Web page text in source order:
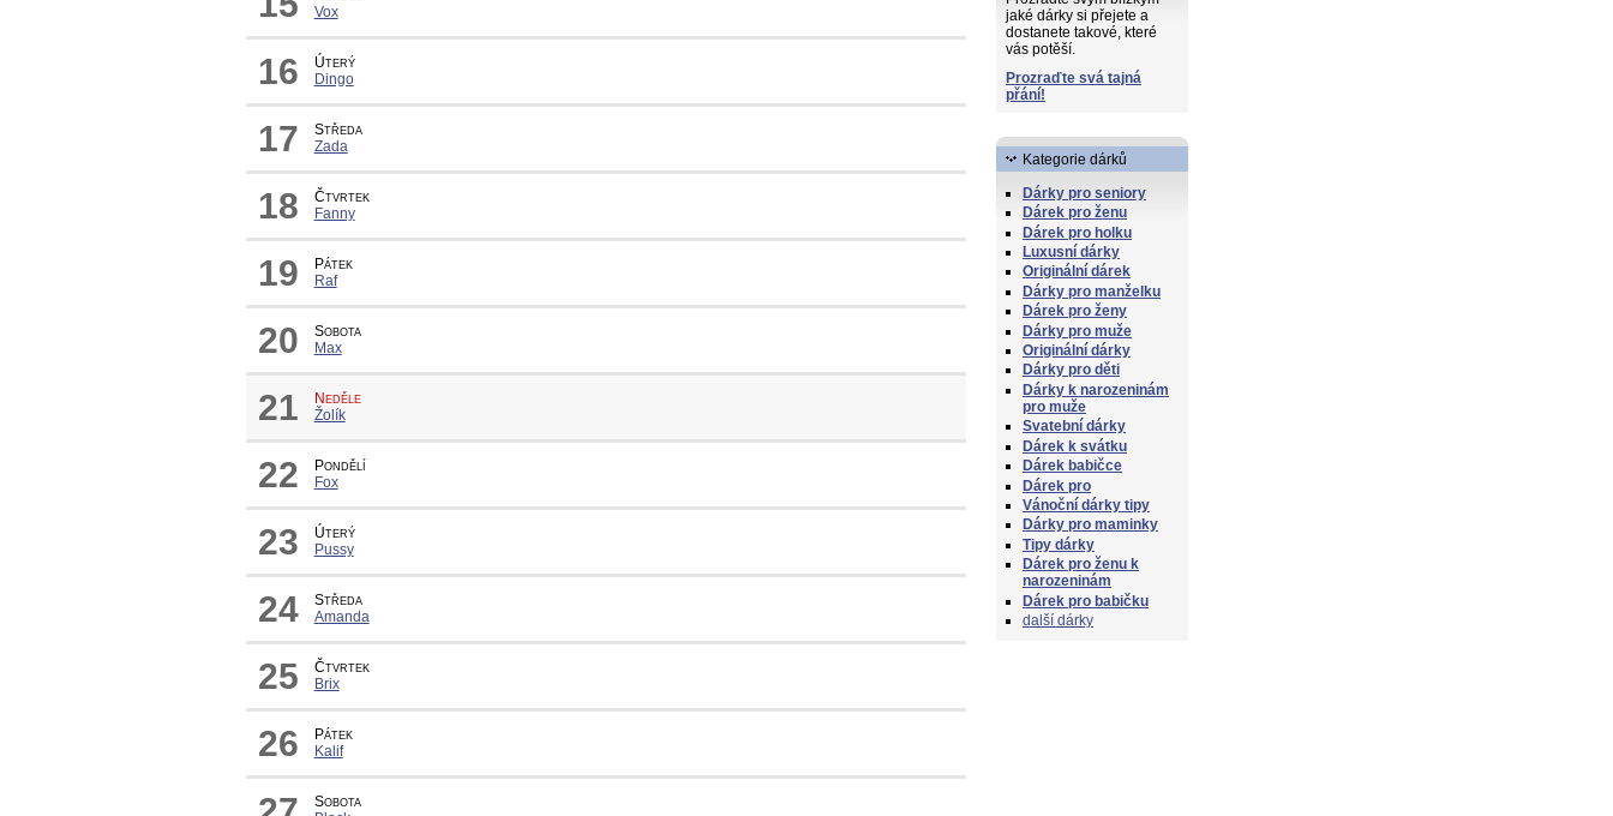
Vox
16
Úterý
Dingo
17
Středa
Zada
18
Čtvrtek
Fanny
19
Pátek
Raf
20
Sobota
Max
21
Neděle
Žolík
22
Pondělí
Fox
23
Úterý
Pussy
24
Středa
Amanda
25
Čtvrtek
Brix
26
Pátek
Kalif
Sobota
jaké dárky si přejete a
dostanete takové, které
vás potěší.
Prozraďte svá tajná
přání!
Kategorie dárků
Dárky pro seniory
Dárek pro ženu
Dárek pro holku
Luxusní dárky
Originální dárek
Dárky pro manželku
Dárek pro ženy
Dárky pro muže
Originální dárky
Dárky pro děti
Dárky k narozeninám
pro muže
Svatební dárky
Dárek k svátku
Dárek babičce
Dárek pro
Vánoční dárky tipy
Dárky pro maminky
Tipy dárky
Dárek pro ženu k
narozeninám
Dárek pro babičku
další dárky